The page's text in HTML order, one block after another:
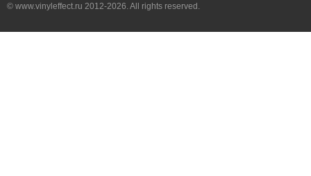
© www.vinyleffect.ru 2012-2026. All rights reserved.